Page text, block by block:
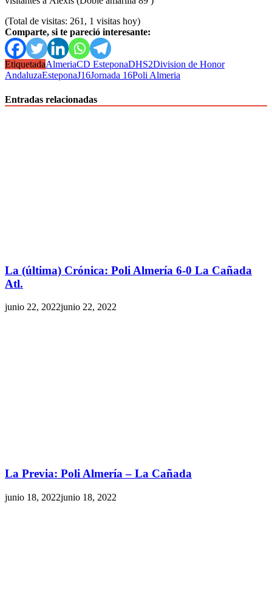
(Total de visitas: 261, 1 visitas hoy)
Comparte, si te pareció interesante:
EtiquetadaAlmeriaCD EsteponaDHS2Division de Honor
AndaluzaEsteponaJ16Jornada 16Poli Almeria
Entradas relacionadas
La (última) Crónica: Poli Almería 6-0 La Cañada
Atl.
junio 22, 2022junio 22, 2022
La Previa: Poli Almería – La Cañada
junio 18, 2022junio 18, 2022